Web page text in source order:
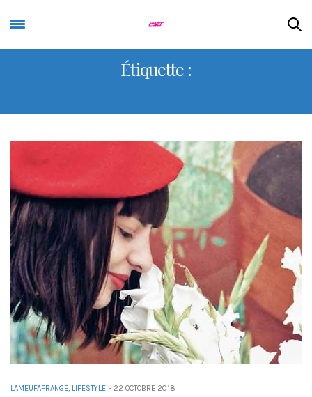
Étiquette :
LAMEUFAFRANGE, LIFESTYLE - 22 OCTOBRE 2018